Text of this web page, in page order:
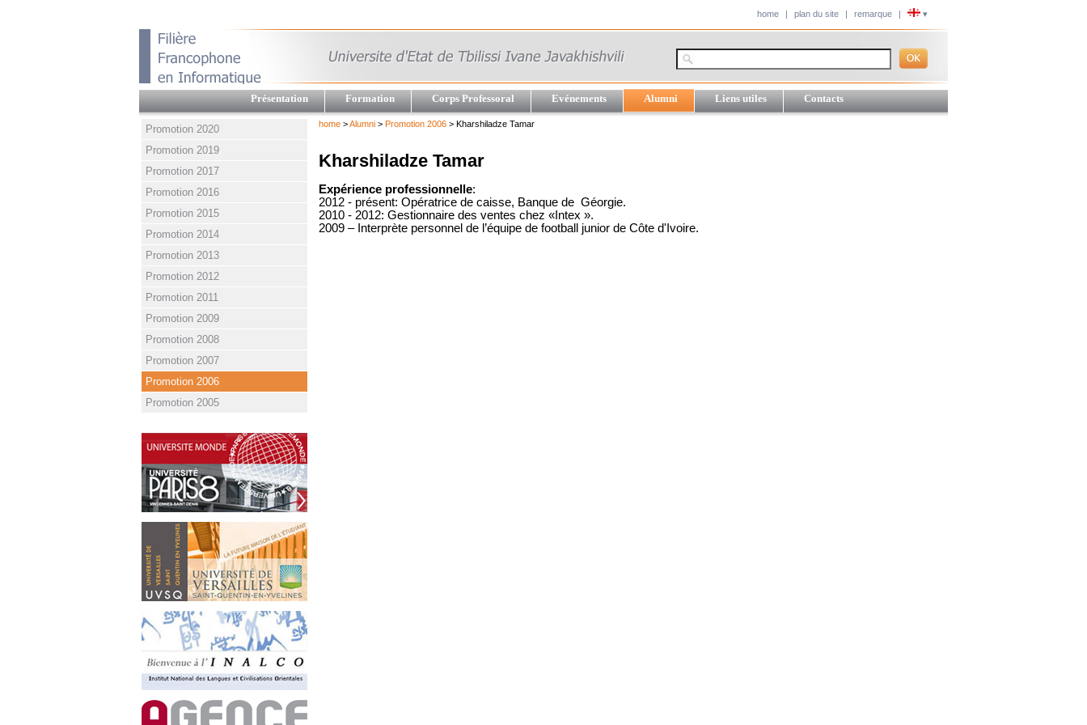
home | plan du site | remarque | ▾
Présentation Formation Corps Professoral Evénements Alumni Liens utiles Contacts
Promotion 2020
Promotion 2019
Promotion 2017
Promotion 2016
Promotion 2015
Promotion 2014
Promotion 2013
Promotion 2012
Promotion 2011
Promotion 2009
Promotion 2008
Promotion 2007
Promotion 2006
Promotion 2005
home >Alumni > Promotion 2006 > Kharshiladze Tamar
Kharshiladze Tamar
Expérience professionnelle:
2012 - présent: Opératrice de caisse, Banque de Géorgie.
2010 - 2012: Gestionnaire des ventes chez «Intex ».
2009 – Interprète personnel de l’équipe de football junior de Côte d'Ivoire.